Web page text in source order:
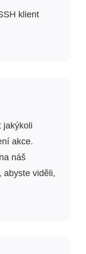
klient
jakýkoli
akce.
náš
, abyste viděli,